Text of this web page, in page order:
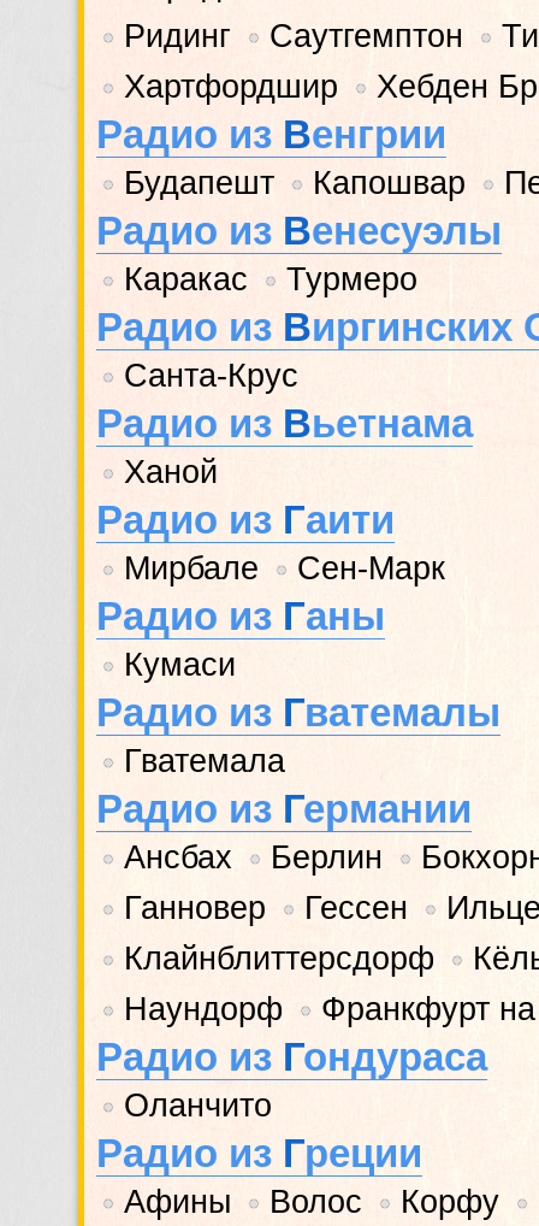
• Ридинг • Саутгемптон •
• Хартфордшир • Хебден
Радио из Венгрии
• Будапешт • Капошвар •
Радио из Венесуэлы
• Каракас • Турмеро
Радио из Виргинских
• Санта-Крус
Радио из Вьетнама
• Ханой
Радио из Гаити
• Мирбале • Сен-Марк
Радио из Ганы
• Кумаси
Радио из Гватемалы
• Гватемала
Радио из Германии
• Ансбах • Берлин •
• Ганновер • Гессен •
• Клайнблиттерсдорф •
• Наундорф • Франкфурт
Радио из Гондураса
• Оланчито
Радио из Греции
• Афины • Волос • Корфу •